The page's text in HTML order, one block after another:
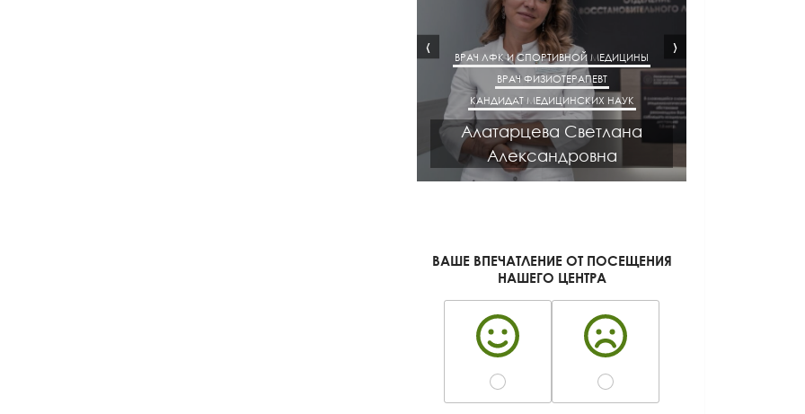
ВРАЧ ЛФК И СПОРТИВНОЙ МЕДИЦИНЫ
ВРАЧ ФИЗИОТЕРАПЕВТ
КАНДИДАТ МЕДИЦИНСКИХ НАУК
Алатарцева Светлана
Александровна
‹ ›
ВАШЕ ВПЕЧАТЛЕНИЕ ОТ ПОСЕЩЕНИЯ
НАШЕГО ЦЕНТРА